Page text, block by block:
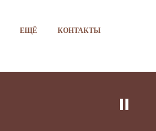
ЕЩЁ КОНТАКТЫ